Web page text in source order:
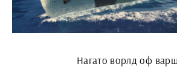
Нагато ворлд оф